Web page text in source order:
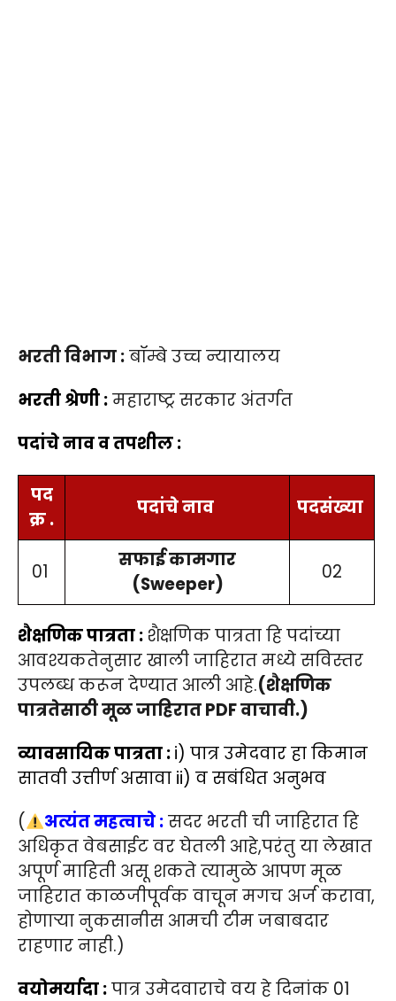
भरती विभाग :बॉम्बे उच्च न्यायालय
भरती श्रेणी :महाराष्ट्र सरकार अंतर्गत
पदांचे नाव व तपशील :
पद
क्र .
पदांचे नाव पदसंख्या
01
सफाई कामगार
(Sweeper)
02
शैक्षणिक पात्रता : शैक्षणिक पात्रता हि पदांच्या
आवश्यकतेनुसार खाली जाहिरात मध्ये सविस्तर
उपलब्ध करून देण्यात आली आहे.(शैक्षणिक
पात्रतेसाठी मूळ जाहिरात PDF वाचावी.)
व्यावसायिक पात्रता :i) पात्र उमेदवार हा किमान
सातवी उत्तीर्ण असावा ii) व सबंधित अनुभव
(
अत्यंत महत्वाचे :सदर भरती ची जाहिरात हि
अधिकृत वेबसाईट वर घेतली आहे,परंतु या लेखात
अपूर्ण माहिती असू शकते त्यामुळे आपण मूळ
जाहिरात काळजीपूर्वक वाचून मगच अर्ज करावा,
होणाऱ्या नुकसानीस आमची टीम जबाबदार
राहणार नाही.)
वयोमर्यादा :पात्र उमेदवाराचे वय हे दिनांक 01